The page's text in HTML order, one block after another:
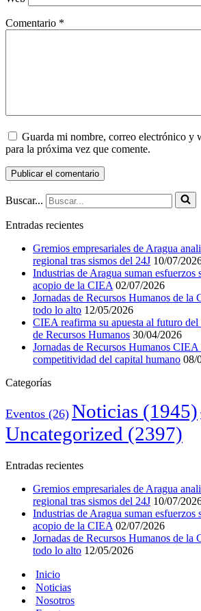
Comentario *
Guarda mi nombre, correo electrónico y
para la próxima vez que comente.
Buscar...
Entradas recientes
Gremios empresariales de Aragua
regional tras sismos del 24J 10/07/
Industrias de Aragua suman esfuerzos
acopio de la CIEA 02/07/2026
Jornadas de Recursos Humanos de la
todo lo alto 12/05/2026
CIEA reafirma su apuesta al futuro del
de Recursos Humanos 30/04/2026
Jornadas de Recursos Humanos
competitividad del capital humano 08/
Categorías
Eventos (26) Noticias (1945)
Uncategorized (2397)
Entradas recientes
Gremios empresariales de Aragua
regional tras sismos del 24J 10/07/
Industrias de Aragua suman esfuerzos
acopio de la CIEA 02/07/2026
Jornadas de Recursos Humanos de la
todo lo alto 12/05/2026
Inicio
Noticias
Nosotros